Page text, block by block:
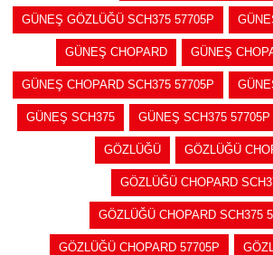
GÜNEŞ GÖZLÜĞÜ SCH375 57705P
GÜNEŞ CHOPARD GÜNEŞ
GÜNEŞ CHOPARD SCH375 57705P
GÜNEŞ SCH375 GÜNEŞ SCH375 57705P
GÖZLÜĞÜ GÖZLÜĞÜ
GÖZLÜĞÜ CHOPARD
GÖZLÜĞÜ CHOPARD SCH375
GÖZLÜĞÜ CHOPARD 57705P